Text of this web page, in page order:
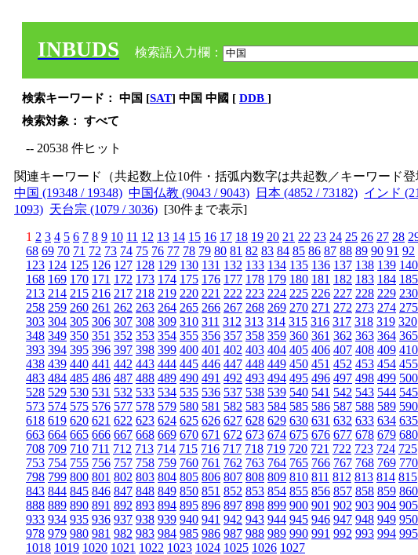
INBUDS 検索語入力欄：
検索キーワード： 中国 [SAT] 中国 中國 [ DDB ]
検索対象： すべて
-- 20538 件ヒット
関連キーワード（共起数上位10件・括弧内数字は共起数／キーワード
中国 (19348 / 19348) 中国仏教 (9043 / 9043) 日本 (4852 / 73182) インド
1093) 天台宗 (1079 / 3036) [30件まで表示]
1 2 3 4 5 6 7 8 9 10 11 12 13 14 15 16 17 18 19 20 21 22 23 24 25 26 27 28
68 69 70 71 72 73 74 75 76 77 78 79 80 81 82 83 84 85 86 87 88 89 90 91 92
123 124 125 126 127 128 129 130 131 132 133 134 135 136 137 138 139 140
168 169 170 171 172 173 174 175 176 177 178 179 180 181 182 183 184 185
213 214 215 216 217 218 219 220 221 222 223 224 225 226 227 228 229 230
258 259 260 261 262 263 264 265 266 267 268 269 270 271 272 273 274 275
303 304 305 306 307 308 309 310 311 312 313 314 315 316 317 318 319 320
348 349 350 351 352 353 354 355 356 357 358 359 360 361 362 363 364 365
393 394 395 396 397 398 399 400 401 402 403 404 405 406 407 408 409 410
438 439 440 441 442 443 444 445 446 447 448 449 450 451 452 453 454 455
483 484 485 486 487 488 489 490 491 492 493 494 495 496 497 498 499 500
528 529 530 531 532 533 534 535 536 537 538 539 540 541 542 543 544 545
573 574 575 576 577 578 579 580 581 582 583 584 585 586 587 588 589 590
618 619 620 621 622 623 624 625 626 627 628 629 630 631 632 633 634 635
663 664 665 666 667 668 669 670 671 672 673 674 675 676 677 678 679 680
708 709 710 711 712 713 714 715 716 717 718 719 720 721 722 723 724 725
753 754 755 756 757 758 759 760 761 762 763 764 765 766 767 768 769 770
798 799 800 801 802 803 804 805 806 807 808 809 810 811 812 813 814 815
843 844 845 846 847 848 849 850 851 852 853 854 855 856 857 858 859 860
888 889 890 891 892 893 894 895 896 897 898 899 900 901 902 903 904 905
933 934 935 936 937 938 939 940 941 942 943 944 945 946 947 948 949 950
978 979 980 981 982 983 984 985 986 987 988 989 990 991 992 993 994 995
1018 1019 1020 1021 1022 1023 1024 1025 1026 1027